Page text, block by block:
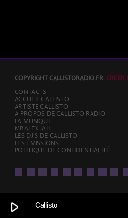
play_arrow Callisto
COPYRIGHT CALLISTORADIO.FR.CREER
CONTACTS
ACCUEIL CALLISTO
ARTISTE CALLISTO
A PROPOS DE CALLISTO RADIO
LA MUSIQUE
MRALEX JAH
LES DJ’S DE CALLISTO
LES ÉMISSIONS
POLITIQUE DE CONFIDENTIALITÉ